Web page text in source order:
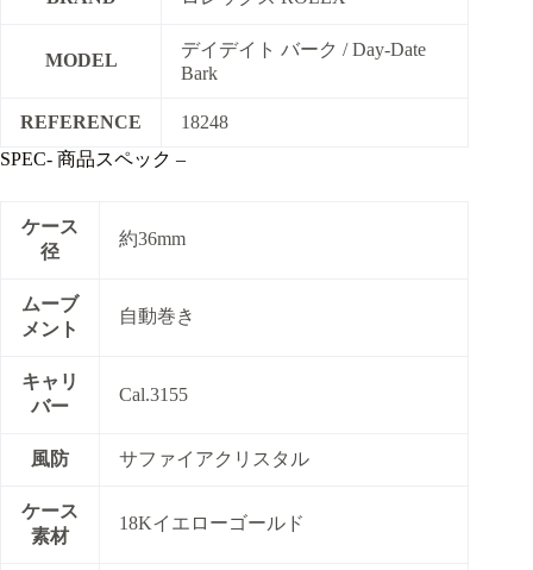
MODEL
デイデイト バーク / Day-Date
Bark
REFERENCE
18248
SPEC- 商品スペック –
ケース
径
約36mm
ムーブ
メント
自動巻き
キャリ
バー
Cal.3155
風防 サファイアクリスタル
ケース
素材
18Kイエローゴールド